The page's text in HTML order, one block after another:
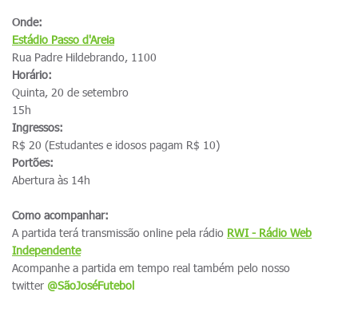
Onde:
Estádio Passo d'Areia
Rua Padre Hildebrando, 1100
Horário:
Quinta, 20 de setembro
15h
Ingressos:
R$ 20 (Estudantes e idosos pagam R$ 10)
Portões:
Abertura às 14h
Como acompanhar:
A partida terá transmissão online pela rádio RWI - Rádio Web
Independente
Acompanhe a partida em tempo real também pelo nosso
twitter @SãoJoséFutebol